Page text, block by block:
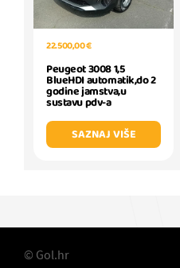
22.500,00 €
Peugeot 3008 1,5
BlueHDI automatik,do 2
godine jamstva,u
sustavu pdv-a
SAZNAJ VIŠE
© Gol.hr